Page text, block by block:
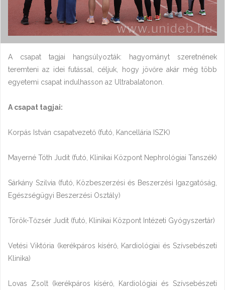
A csapat tagjai hangsúlyozták: hagyományt szeretnének
teremteni az idei futással, céljuk, hogy jövőre akár még több
egyetemi csapat indulhasson az Ultrabalatonon.
A csapat tagjai:
Korpás István csapatvezető (futó, Kancellária ISZK)
Mayerné Tóth Judit (futó, Klinikai Központ Nephrológiai Tanszék)
Sárkány Szilvia (futó, Közbeszerzési és Beszerzési Igazgatóság,
Egészségügyi Beszerzési Osztály)
Török-Tőzsér Judit (futó, Klinikai Központ Intézeti Gyógyszertár)
Vetési Viktória (kerékpáros kísérő, Kardiológiai és Szívsebészeti
Klinika)
Lovas Zsolt (kerékpáros kísérő, Kardiológiai és Szívsebészeti